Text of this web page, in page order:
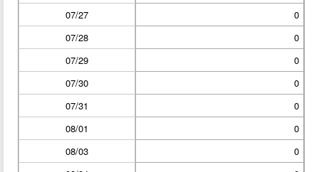
07/27
0
07/28
0
07/29
0
07/30
0
07/31
0
08/01
0
08/03
0